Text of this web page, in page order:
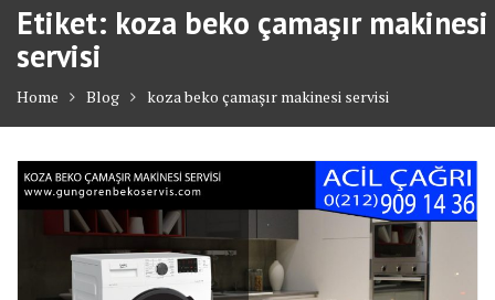
Etiket: koza beko çamaşır makinesi
servisi
Home Blog koza beko çamaşır makinesi servisi